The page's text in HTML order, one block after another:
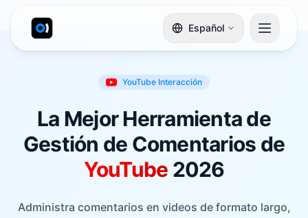
Español
YouTube Interacción
La Mejor Herramienta de
Gestión de Comentarios de
YouTube 2026
Administra comentarios en videos de formato largo,